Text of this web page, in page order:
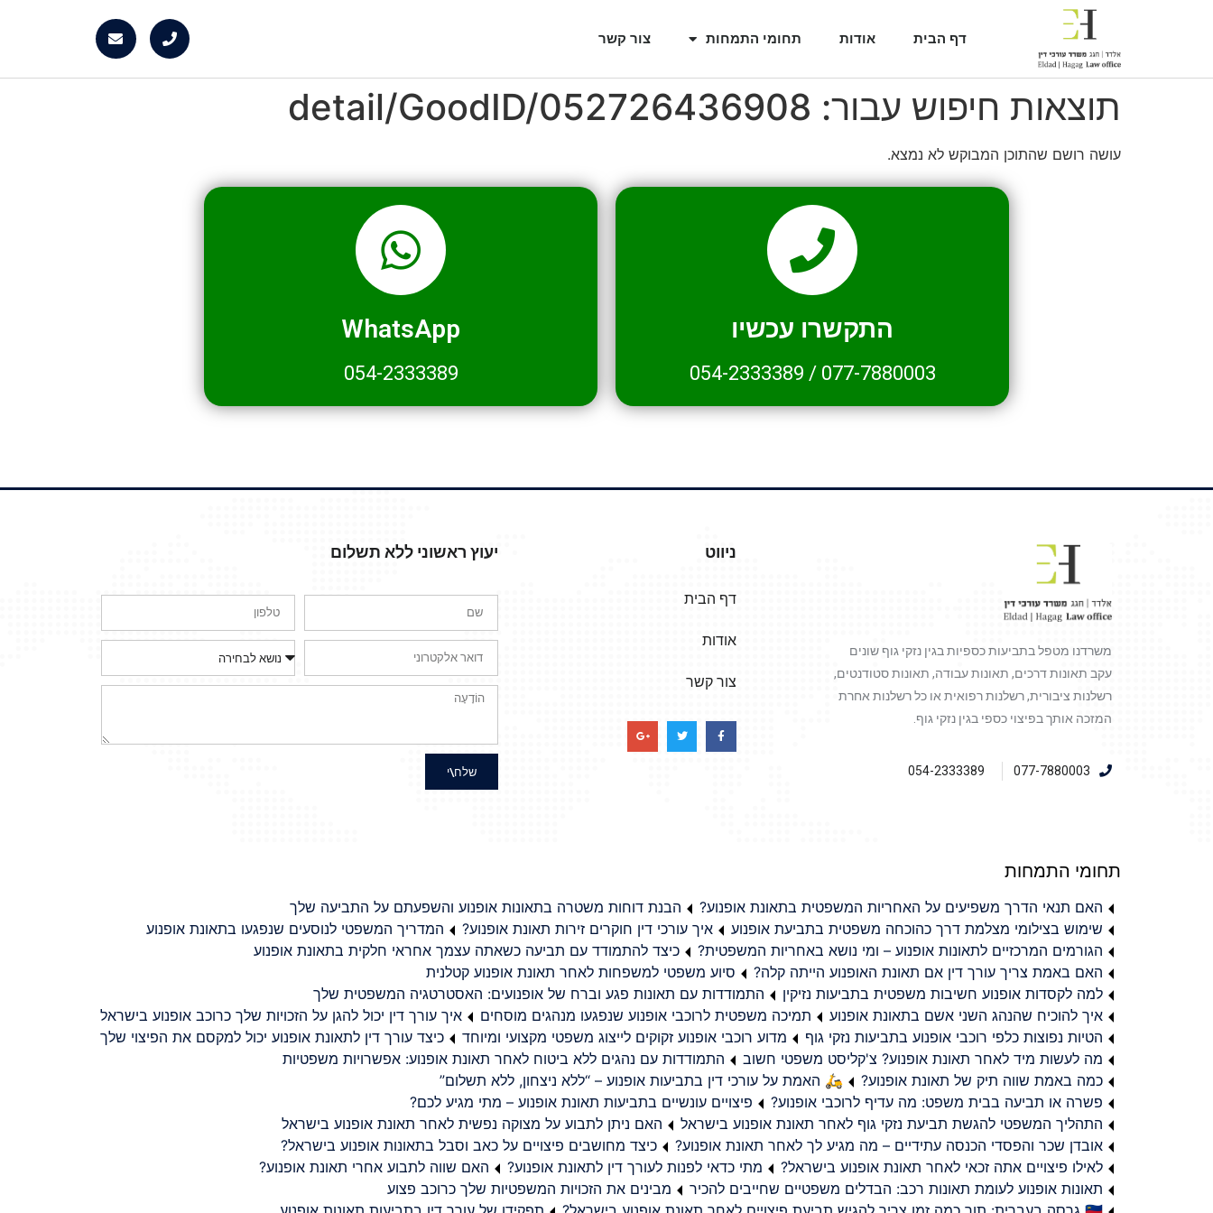
דף הבית אודות תחומי התמחות צור קשר
תוצאות חיפוש עבור: detail/GoodID/052726436908
עושה רושם שהתוכן המבוקש לא נמצא.
התקשרו עכשיו
077-7880003
/
054-2333389
WhatsApp
054-2333389
משרדנו מטפל בתביעות כספיות בגין נזקי גוף שונים
עקב תאונות דרכים, תאונות עבודה, תאונות סטודנטים,
רשלנות ציבורית, רשלנות רפואית או כל רשלנות אחרת
המזכה אותך בפיצוי כספי בגין נזקי גוף.
077-7880003
054-2333389
ניווט
דף הבית
אודות
צור קשר
יעוץ ראשוני ללא תשלום
שלח\י
תחומי התמחות
האם תנאי הדרך משפיעים על האחריות המשפטית בתאונת אופנוע?
הבנת דוחות משטרה בתאונות אופנוע והשפעתם על התביעה שלך
שימוש בצילומי מצלמת דרך כהוכחה משפטית בתביעת אופנוע
איך עורכי דין חוקרים זירות תאונת אופנוע?
המדריך המשפטי לנוסעים שנפגעו בתאונת אופנוע
הגורמים המרכזיים לתאונות אופנוע – ומי נושא באחריות המשפטית?
כיצד להתמודד עם תביעה כשאתה עצמך אחראי חלקית בתאונת אופנוע
האם באמת צריך עורך דין אם תאונת האופנוע הייתה קלה?
סיוע משפטי למשפחות לאחר תאונת אופנוע קטלנית
למה לקסדות אופנוע חשיבות משפטית בתביעות נזיקין
התמודדות עם תאונות פגע וברח של אופנועים: האסטרטגיה המשפטית שלך
איך להוכיח שהנהג השני אשם בתאונת אופנוע
תמיכה משפטית לרוכבי אופנוע שנפגעו מנהגים מוסחים
איך עורך דין יכול להגן על הזכויות שלך כרוכב אופנוע בישראל
הטיות נפוצות כלפי רוכבי אופנוע בתביעות נזקי גוף
מדוע רוכבי אופנוע זקוקים לייצוג משפטי מקצועי ומיוחד
כיצד עורך דין לתאונת אופנוע יכול למקסם את הפיצוי שלך
מה לעשות מיד לאחר תאונת אופנוע? צ'קליסט משפטי חשוב
התמודדות עם נהגים ללא ביטוח לאחר תאונת אופנוע: אפשרויות משפטיות
כמה באמת שווה תיק של תאונת אופנוע?
🛵 האמת על עורכי דין בתביעות אופנוע – “ללא ניצחון, ללא תשלום”
פשרה או תביעה בבית משפט: מה עדיף לרוכבי אופנוע?
פיצויים עונשיים בתביעות תאונת אופנוע – מתי מגיע לכם?
התהליך המשפטי להגשת תביעת נזקי גוף לאחר תאונת אופנוע בישראל
האם ניתן לתבוע על מצוקה נפשית לאחר תאונת אופנוע בישראל
אובדן שכר והפסדי הכנסה עתידיים – מה מגיע לך לאחר תאונת אופנוע?
כיצד מחושבים פיצויים על כאב וסבל בתאונות אופנוע בישראל?
לאילו פיצויים אתה זכאי לאחר תאונת אופנוע בישראל?
מתי כדאי לפנות לעורך דין לתאונת אופנוע?
האם שווה לתבוע אחרי תאונת אופנוע?
תאונות אופנוע לעומת תאונות רכב: הבדלים משפטיים שחייבים להכיר
מבינים את הזכויות המשפטיות שלך כרוכב פצוע